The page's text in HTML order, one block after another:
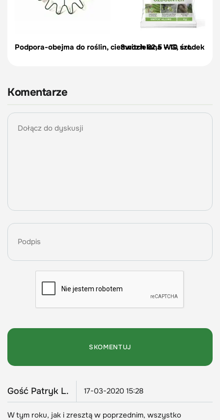
Podpora-obejma do roślin, ciemnozielona – 10 szt.
Switch 62,5 WG, środek
Komentarze
Gość Patryk L. 17-03-2020 15:28
W tym roku, jak i zresztą w poprzednim, wszystko